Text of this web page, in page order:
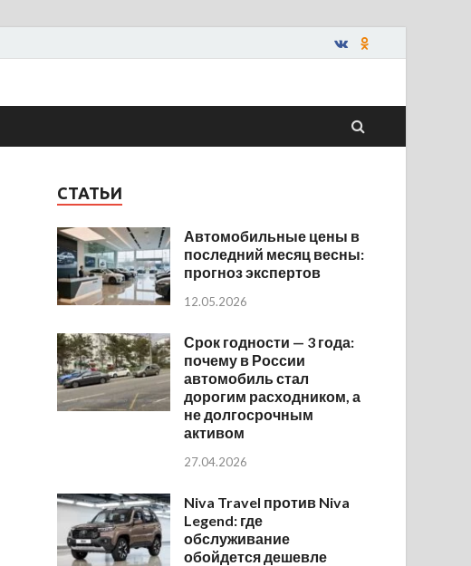
СТАТЬИ
Автомобильные цены в
последний месяц весны:
прогноз экспертов
12.05.2026
Срок годности — 3 года:
почему в России
автомобиль стал
дорогим расходником, а
не долгосрочным
активом
27.04.2026
Niva Travel против Niva
Legend: где
обслуживание
обойдется дешевле